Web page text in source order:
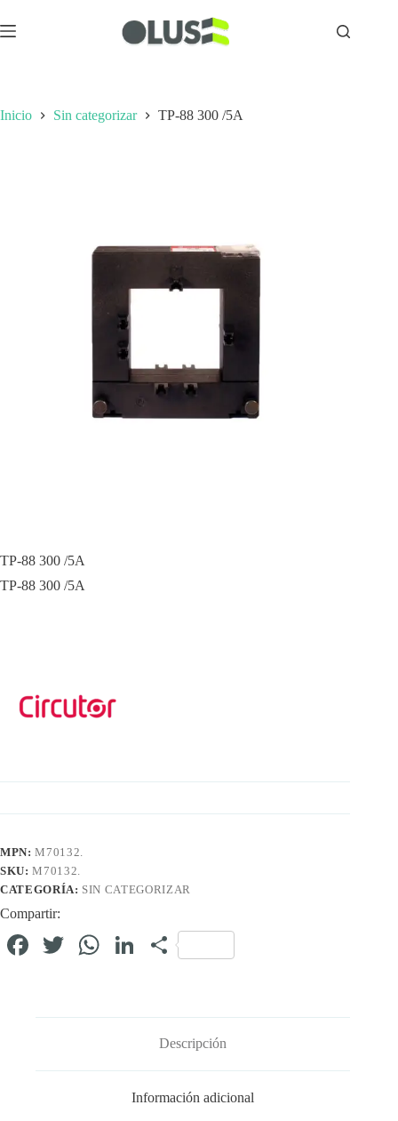
Inicio Sin categorizar TP-88 300 /5A
TP-88 300 /5A
TP-88 300 /5A
MPN:M70132.
SKU:M70132.
CATEGORÍA: SIN CATEGORIZAR
Compartir:
Fa T
W
Li
In
C
pa
rti
r
Descripción
Información adicional